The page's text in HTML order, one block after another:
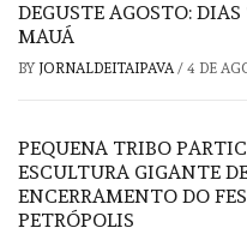
DEGUSTE AGOSTO:
MAUÁ
BY JORNALDEITAIPAVA/ 4 DE
PEQUENA TRIBO
ESCULTURA GIGANTE
ENCERRAMENTO DO
PETRÓPOLIS